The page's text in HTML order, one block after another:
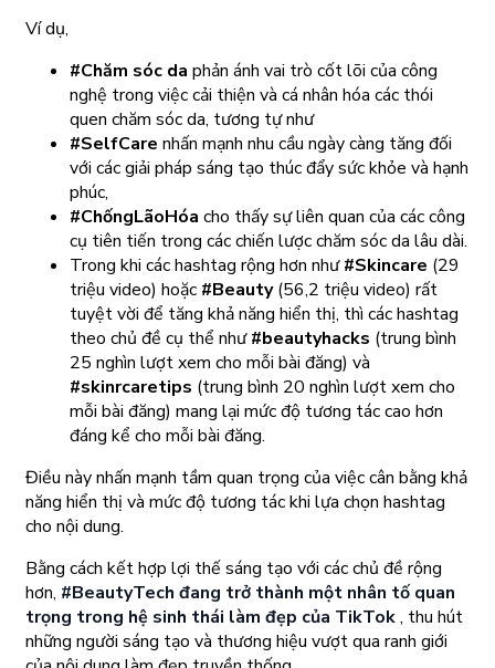
Ví dụ,
#Chăm sóc da phản ánh vai trò cốt lõi của công
nghệ trong việc cải thiện và cá nhân hóa các thói
quen chăm sóc da, tương tự như
#SelfCare nhấn mạnh nhu cầu ngày càng tăng đối
với các giải pháp sáng tạo thúc đẩy sức khỏe và hạnh
phúc,
#ChốngLãoHóa cho thấy sự liên quan của các công
cụ tiên tiến trong các chiến lược chăm sóc da lâu dài.
Trong khi các hashtag rộng hơn như#Skincare (29
triệu video) hoặc #Beauty(56,2 triệu video) rất
tuyệt vời để tăng khả năng hiển thị, thì các hashtag
theo chủ đề cụ thể như#beautyhacks (trung bình
25 nghìn lượt xem cho mỗi bài đăng) và
#skinrcaretips (trung bình 20 nghìn lượt xem cho
mỗi bài đăng) mang lại mức độ tương tác cao hơn
đáng kể cho mỗi bài đăng.
Điều này nhấn mạnh tầm quan trọng của việc cân bằng khả
năng hiển thị và mức độ tương tác khi lựa chọn hashtag
cho nội dung.
Bằng cách kết hợp lợi thế sáng tạo với các chủ đề rộng
hơn, #BeautyTech đang trở thành một nhân tố quan
trọng trong hệ sinh thái làm đẹp của TikTok, thu hút
những người sáng tạo và thương hiệu vượt qua ranh giới